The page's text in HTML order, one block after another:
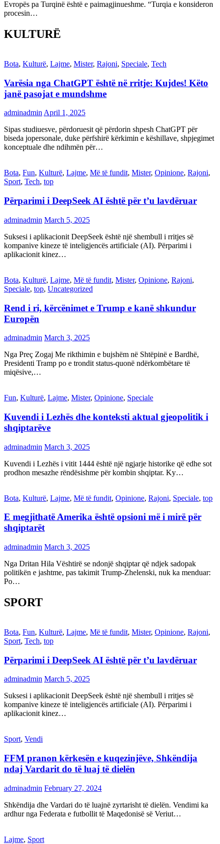
Evropës pa Turqinë është e paimagjinueshme. “Turqia e konsideron
procesin…
KULTURË
Bota, Kulturë, Lajme, Mister, Rajoni, Speciale, Tech
Varësia nga ChatGPT është në rritje: Kujdes! Këto
janë pasojat e mundshme
adminadmin April 1, 2025
Sipas studiuesve, përdoruesit që përdorin shpesh ChatGPT për
biseda jopersonale, duke përfshirë kërkimin e këshillave, shpjegimet
konceptuale dhe ndihmën për…
Bota, Fun, Kulturë, Lajme, Më të fundit, Mister, Opinione, Rajoni,
Sport, Tech, top
Përparimi i DeepSeek AI është për t’u lavdëruar
adminadmin March 5, 2025
Suksesi i aplikacionit DeepSeek është një shembull i rritjes së
kompanive kineze të inteligjencës artificiale (AI). Përparimi i
aplikacionit kinez…
Bota, Kulturë, Lajme, Më të fundit, Mister, Opinione, Rajoni,
Speciale, top, Uncategorized
Rend i ri, kërcënimet e Trump e kanë shkundur
Europën
adminadmin March 3, 2025
Nga Preç Zogaj Me rikthimin e bujshëm në Shtëpinë e Bardhë,
Presidenti Tramp po e trondit status-quonë ndërkombëtare të
miqësive,…
Fun, Kulturë, Lajme, Mister, Opinione, Speciale
Kuvendi i Lezhës dhe konteksti aktual gjeopolitik i
shqiptarëve
adminadmin March 3, 2025
Kuvendi i Lezhës i vitit 1444 është një ngjarje historike që edhe sot
prodhon mesazhe rëndësishme për kombin shqiptar. Ky…
Bota, Kulturë, Lajme, Më të fundit, Opinione, Rajoni, Speciale, top
E megjithatë Amerika është opsioni më i mirë për
shqiptarët
adminadmin March 3, 2025
Nga Dritan Hila Vështirë se ndonjë shqiptar që ndjek sadopak
politikën e jashtme, pas takimit Trump-Zhelenski, nuk ka menduar:
Po…
SPORT
Bota, Fun, Kulturë, Lajme, Më të fundit, Mister, Opinione, Rajoni,
Sport, Tech, top
Përparimi i DeepSeek AI është për t’u lavdëruar
adminadmin March 5, 2025
Suksesi i aplikacionit DeepSeek është një shembull i rritjes së
kompanive kineze të inteligjencës artificiale (AI). Përparimi i
aplikacionit kinez…
Sport, Vendi
FFM pranon kërkesën e kuqezinjëve, Shkëndija
ndaj Vardarit do të luaj të dielën
adminadmin February 27, 2024
Shkëndija dhe Vardari do të luajnë zyrtarisht të dielën. Vendimi ka
ardhur nga Federata e futbollit të Maqedonisë së Veriut…
Lajme, Sport